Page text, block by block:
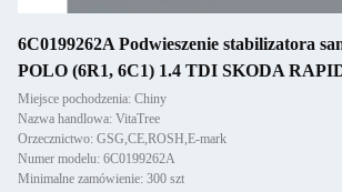
6C0199262A Podwieszenie stabilizatora
POLO (6R1, 6C1) 1.4 TDI SKODA
Miejsce pochodzenia: Chiny
Nazwa handlowa: VitaTree
Orzecznictwo: GSG,CE,ROSH,E-mark
Numer modelu: 6C0199262A
Minimalne zamówienie: 300 szt